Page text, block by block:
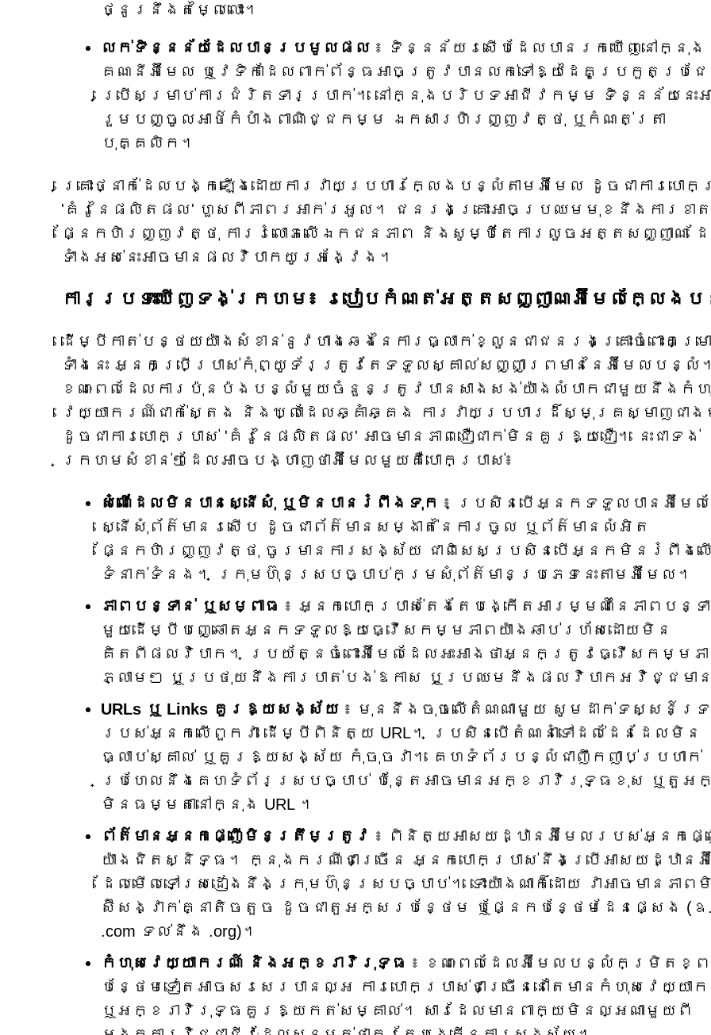
ថ្នូរនឹងតម្លៃលោះ។
លក់ទិន្នន័យដែលបានប្រមូលផល ៖ ទិន្នន័យរសើបដែលបានរកឃើញនៅក្នុង
គណនីអ៊ីមែល ឬវេទិកាដែលពាក់ព័ន្ធអាចត្រូវបានលក់ទៅឱ្យដៃគូប្រកួតប្រជ
ប្រើសម្រាប់ការជំរិតទារប្រាក់។ នៅក្នុងបរិបទអាជីវកម្ម ទិន្នន័យនេះអ
រួមបញ្ចូលអាថ៌កំបាំងពាណិជ្ជកម្ម ឯកសារហិរញ្ញវត្ថុ ឬកំណត់ត្រា
បុគ្គលិក។
គ្រោះថ្នាក់ដែលបង្កឡើងដោយការវាយប្រហារក្លែងបន្លំតាមអ៊ីមែល ដូចជាការបោក
'គំរូនៃផលិតផល' ហួសពីភាពរអាក់រអួល។ ជនរងគ្រោះអាចប្រឈមមុខនឹងការខា
ផ្នែកហិរញ្ញវត្ថុ ការរំលោភលើឯកជនភាព និងសូម្បីតែការលួចអត្តសញ្ញាណ ដ
ទាំងអស់នេះអាចមានផលវិបាកយូរអង្វែង។
ការប្រទះឃើញទង់ក្រហម៖ របៀបកំណត់អត្តសញ្ញាណអ៊ីមែលក្លែង
ដើម្បីកាត់បន្ថយយ៉ាងសំខាន់នូវហាងឆេងនៃការធ្លាក់ខ្លួនជាជនរងគ្រោះចំពោះគម្រ
ទាំងនេះ អ្នកប្រើប្រាស់កុំព្យូទ័រត្រូវតែទទួលស្គាល់សញ្ញាព្រមាននៃអ៊ីមែលបន្លំ។
ខណៈពេលដែលការប៉ុនប៉ងបន្លំមួយចំនួនត្រូវបានសាងសង់យ៉ាងលំបាកជាមួយនឹងកំ
វេយ្យាករណ៍ជាក់ស្តែង និងឃ្លាដែលឆ្គាំឆ្គង ការវាយប្រហារដ៏ស្មុគ្រស្មាញជា
ដូចជាការបោកប្រាស់ 'គំរូនៃផលិតផល' អាចមានភាពជឿជាក់មិនគួរឱ្យជឿ។ នេះ​ជា​ទង់​
ក្រហម​សំខាន់ៗ​ដែល​អាច​បង្ហាញ​ថា​អ៊ីមែល​មួយ​គឺ​បោក​ប្រាស់៖
សំណើដែលមិនបានស្នើសុំ ឬមិនបានរំពឹងទុក ៖ ប្រសិនបើអ្នកទទួលបានអ៊ីមែល
ស្នើសុំព័ត៌មានរសើប ដូចជាព័ត៌មានសម្ងាត់នៃការចូល ឬព័ត៌មានលំអិត
ផ្នែកហិរញ្ញវត្ថុ ចូរមានការសង្ស័យ ជាពិសេសប្រសិនបើអ្នកមិនរំពឹងលើ
ទំនាក់ទំនង។ ក្រុមហ៊ុនស្របច្បាប់កម្រសុំព័ត៌មានប្រភេទនេះតាមអ៊ីមែល។
ភាពបន្ទាន់ ឬសម្ពាធ ៖ អ្នកបោកប្រាស់តែងតែបង្កើតអារម្មណ៍នៃភាពបន្ទ
មួយដើម្បីបញ្ឆោតអ្នកទទួលឱ្យធ្វើសកម្មភាពយ៉ាងឆាប់រហ័សដោយមិន
គិតពីផលវិបាក។ ប្រយ័ត្នចំពោះអ៊ីមែលដែលអះអាងថាអ្នកត្រូវធ្វើសកម្មភ
ភ្លាមៗ ឬប្រថុយនឹងការបាត់បង់ឱកាស ឬប្រឈមនឹងផលវិបាកអវិជ្ជមា
URLs ឬ Links គួរ​ឱ្យ​សង្ស័យ ៖ មុន​នឹង​ចុច​លើ​តំណ​ណា​មួយ សូម​ដាក់​ទស្សន៍​ទ្
របស់​អ្នក​លើ​ពួកវា ដើម្បី​ពិនិត្យ URL។ ប្រសិនបើតំណនាំទៅដល់ដែនដែលមិន
ធ្លាប់ស្គាល់ ឬគួរឱ្យសង្ស័យ កុំចុចវា។ គេហទំព័របន្លំជាញឹកញាប់ប្រហាក់
ប្រហែលនឹងគេហទំព័រស្របច្បាប់ ប៉ុន្តែអាចមានអក្ខរាវិរុទ្ធខុស ឬតួអ
មិនធម្មតានៅក្នុង URL ។
ព័ត៌មានអ្នកផ្ញើមិនត្រឹមត្រូវ ៖ ពិនិត្យអាសយដ្ឋានអ៊ីមែលរបស់អ្នកផ្ញ
យ៉ាងជិតស្និទ្ធ។ ក្នុងករណីជាច្រើន អ្នកបោកប្រាស់នឹងប្រើអាសយដ្ឋានអ៊ី
ដែលមើលទៅស្រដៀងនឹងក្រុមហ៊ុនស្របច្បាប់។ ទោះយ៉ាងណាក៏ដោយ វាអាចមានភាព
ស៊ីសង្វាក់គ្នាតិចតួច ដូចជាតួអក្សរបន្ថែម ឬផ្នែកបន្ថែមដែនផ្សេង (ឧ.
.com ទល់នឹង .org)។
កំហុសវេយ្យាករណ៍ និងអក្ខរាវិរុទ្ធ ៖ ខណៈពេលដែលអ៊ីមែលបន្លំកម្រិតខ្
បន្ថែមទៀតអាចសរសេរបានល្អ ការបោកប្រាស់ជាច្រើននៅតែមានកំហុសវេយ្យា
ឬអក្ខរាវិរុទ្ធគួរឱ្យកត់សម្គាល់។ សារដែលមានពាក្យមិនល្អណាមួយពី